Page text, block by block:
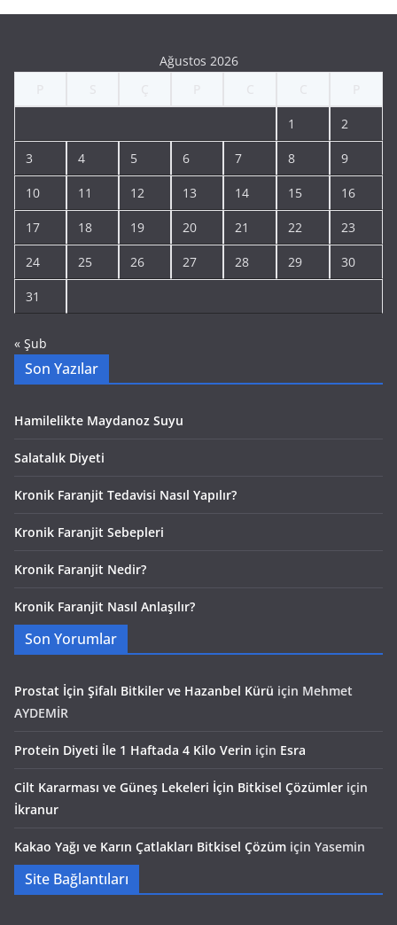
Ağustos 2026
1 2
3 4 5 6 7 8 9
10 11 12 13 14 15 16
17 18 19 20 21 22 23
24 25 26 27 28 29 30
31
« Şub
Son Yazılar
Hamilelikte Maydanoz Suyu
Salatalık Diyeti
Kronik Faranjit Tedavisi Nasıl Yapılır?
Kronik Faranjit Sebepleri
Kronik Faranjit Nedir?
Kronik Faranjit Nasıl Anlaşılır?
Son Yorumlar
Prostat İçin Şifalı Bitkiler ve Hazanbel Kürü için Mehmet
AYDEMİR
Protein Diyeti İle 1 Haftada 4 Kilo Verin için Esra
Cilt Kararması ve Güneş Lekeleri İçin Bitkisel Çözümler için
İkranur
Kakao Yağı ve Karın Çatlakları Bitkisel Çözüm için Yasemin
Site Bağlantıları